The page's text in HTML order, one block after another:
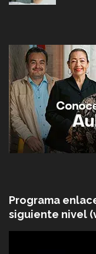
Programa
siguiente nivel